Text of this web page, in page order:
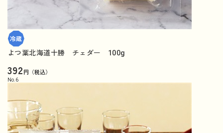
よつ葉北海道十勝 チェダー 100g
392円（税込）
No. 6